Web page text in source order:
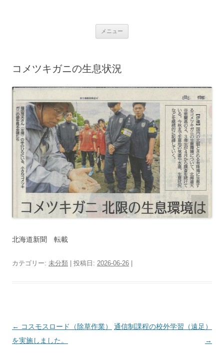
プ
室蘭高等学校
メニュー
コメツキガニの生息状況
北海道新聞 転載
カテゴリー: 未分類 | 投稿日: 2026-06-26
投
稿
← コスモスロード（除草作業）
を実施しました。
通信制課程の校外学習（遠足）
→